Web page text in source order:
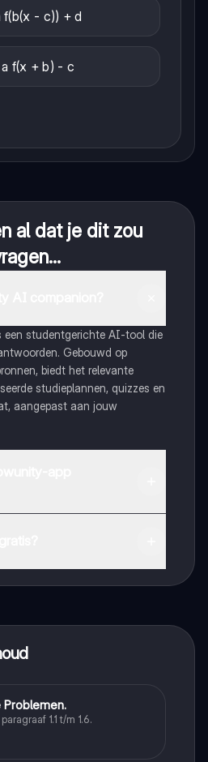
f(b(x - c)) + d
f(x + b) - c
al dat je dit zou
een studentgerichte AI-tool die
Gebouwd op
biedt het relevante
studieplannen, quizzes en
aangepast aan jouw
Problemen.
1.1 t/m 1.6.